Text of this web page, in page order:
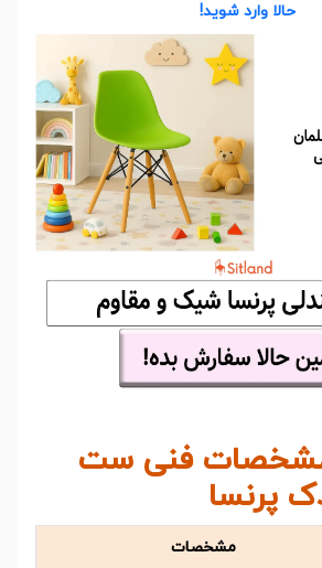
حالا وارد شوید!
فنی ست
پرنسا
مشخصات